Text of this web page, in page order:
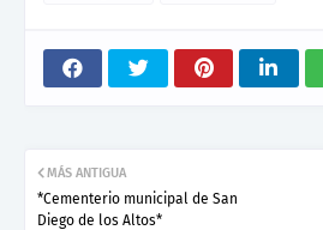
MÁS ANTIGUA
*Cementerio municipal de San
Diego de los Altos*